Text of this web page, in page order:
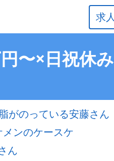
求
〜×日祝休
がのっている安藤さん
ンのケースケ
ん